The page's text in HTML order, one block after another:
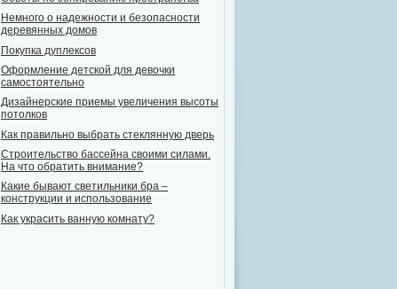
Немного о надежности и безопасности
деревянных домов
Покупка дуплексов
Оформление детской для девочки
самостоятельно
Дизайнерские приемы увеличения высоты
потолков
Как правильно выбрать стеклянную дверь
Строительство бассейна своими силами.
На что обратить внимание?
Какие бывают светильники бра –
конструкции и использование
Как украсить ванную комнату?